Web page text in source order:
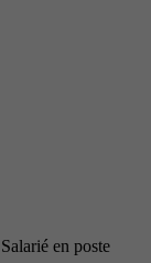
Salarié en poste